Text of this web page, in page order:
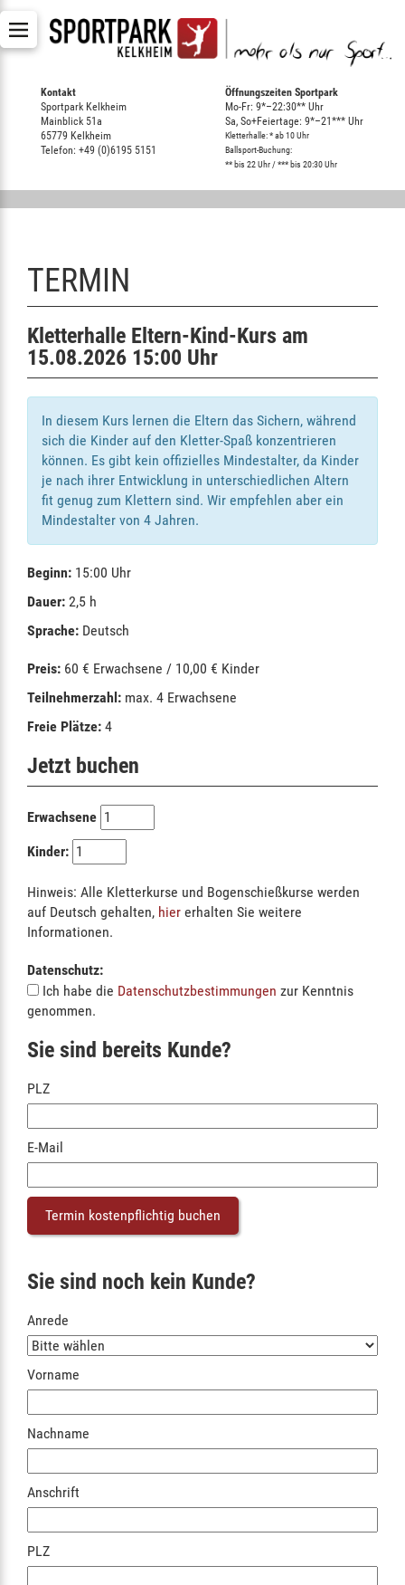
Kontakt
Sportpark Kelkheim
Mainblick 51a
65779 Kelkheim
Telefon: +49 (0)6195 5151
Öffnungszeiten Sportpark
Mo-Fr: 9*–22:30** Uhr
Sa, So+Feiertage: 9*–21*** Uhr
Kletterhalle: * ab 10 Uhr
Ballsport-Buchung:
** bis 22 Uhr / *** bis 20:30 Uhr
TERMIN
Kletterhalle Eltern-Kind-Kurs am
15.08.2026 15:00 Uhr
In diesem Kurs lernen die Eltern das Sichern, während
sich die Kinder auf den Kletter-Spaß konzentrieren
können. Es gibt kein offizielles Mindestalter, da Kinder
je nach ihrer Entwicklung in unterschiedlichen Altern
fit genug zum Klettern sind. Wir empfehlen aber ein
Mindestalter von 4 Jahren.
Beginn: 15:00 Uhr
Dauer: 2,5 h
Sprache: Deutsch
Preis: 60 € Erwachsene / 10,00 € Kinder
Teilnehmerzahl: max. 4 Erwachsene
Freie Plätze: 4
Jetzt buchen
Erwachsene
Kinder:
Hinweis: Alle Kletterkurse und Bogenschießkurse werden
auf Deutsch gehalten, hier erhalten Sie weitere
Informationen.
Datenschutz:
Ich habe die Datenschutzbestimmungen zur Kenntnis
genommen.
Sie sind bereits Kunde?
PLZ
E-Mail
Sie sind noch kein Kunde?
Anrede
Vorname
Nachname
Anschrift
PLZ